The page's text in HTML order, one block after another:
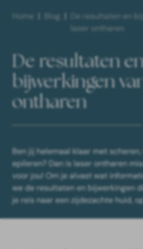
Home Blog
De resultaten en
laser ontharen
De resultaten
bijwerkingen
ontharen
Ben jij helemaal klaar met
epileren? Dan is laser ontharen
voor jou! Om je alvast wat
we de resultaten en bijwerkingen
je reis naar een zijdezachte huid,